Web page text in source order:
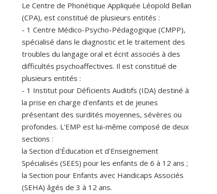
Le Centre de Phonétique Appliquée Léopold Bellan
(CPA), est constitué de plusieurs entités :
- 1 Centre Médico-Psycho-Pédagogique (CMPP),
spécialisé dans le diagnostic et le traitement des
troubles du langage oral et écrit associés à des
difficultés psychoaffectives. Il est constitué de
plusieurs entités :
- 1 Institut pour Déficients Auditifs (IDA) destiné à
la prise en charge d'enfants et de jeunes
présentant des surdités moyennes, sévères ou
profondes. L'EMP est lui-même composé de deux
sections :
la Section d'Éducation et d'Enseignement
Spécialisés (SEES) pour les enfants de 6 à 12 ans ;
la Section pour Enfants avec Handicaps Associés
(SEHA) âgés de 3 à 12 ans.